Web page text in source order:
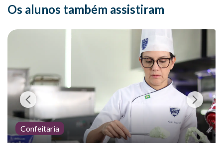
Os alunos também assistiram
Confeitaria